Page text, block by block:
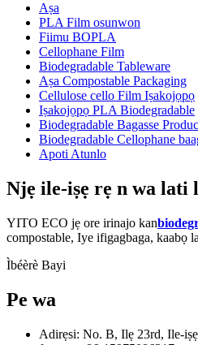
Aṣa
PLA Film osunwon
Fiimu BOPLA
Cellophane Film
Biodegradable Tableware
Aṣa Compostable Packaging
Cellulose cello Film Iṣakojọpọ
Iṣakojọpọ PLA Biodegradable
Biodegradable Bagasse
Biodegradable Cellophane
Apoti Atunlo
Njẹ ile-iṣẹ rẹ n wa lati
YITO ECO jẹ ore irinajo kan
compostable, Iye ifigagbaga, kaabọ
Ìbéèrè Bayi
Pe wa
Adirẹsi: No. B, Ilẹ 23rd, Ile-